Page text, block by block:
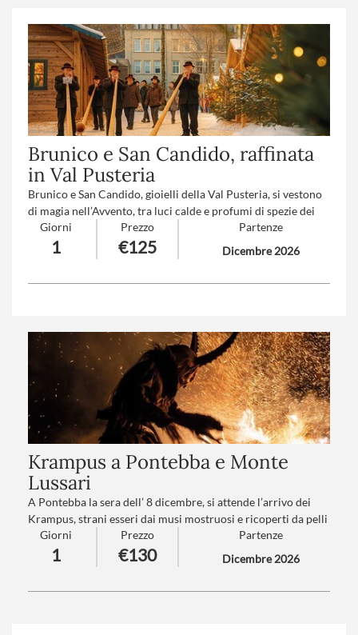
Brunico e San Candido, raffinata
in Val Pusteria
Brunico e San Candido, gioielli della Val Pusteria, si vestono
di magia nell’Avvento, tra luci calde e profumi di spezie dei
mercatini di Natale. Per chi ama gli ambienti da favola,
l’atmosfera romantica e il buongusto dell’Alto Adige.
Trattamento: Pranzo in ristorante
Giorni
1
Prezzo
€125
Partenze
Dicembre 2026
Krampus a Pontebba e Monte
Lussari
A Pontebba la sera dell’ 8 dicembre, si attende l’arrivo dei
Krampus, strani esseri dai musi mostruosi e ricoperti da pelli
e pellicce, in una rumorosa sfilata la cui tradizione si perde
nella notte dei tempi.
Trattamento:Pranzo in ristorante
Giorni
1
Prezzo
€130
Partenze
Dicembre 2026